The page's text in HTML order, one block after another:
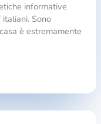
informative
Sono
è estremamente